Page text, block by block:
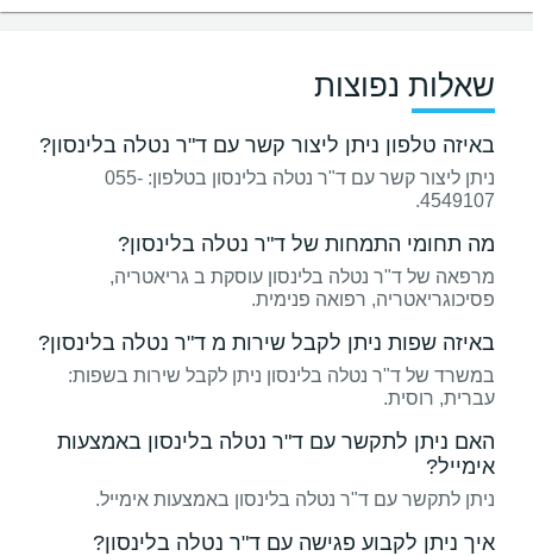
שאלות נפוצות
באיזה טלפון ניתן ליצור קשר עם ד"ר נטלה בלינסון?
ניתן ליצור קשר עם ד"ר נטלה בלינסון בטלפון: 055-
4549107.
מה תחומי התמחות של ד"ר נטלה בלינסון?
מרפאה של ד"ר נטלה בלינסון עוסקת ב גריאטריה,
פסיכוגריאטריה, רפואה פנימית.
באיזה שפות ניתן לקבל שירות מ ד"ר נטלה בלינסון?
במשרד של ד"ר נטלה בלינסון ניתן לקבל שירות בשפות:
עברית, רוסית.
האם ניתן לתקשר עם ד"ר נטלה בלינסון באמצעות
אימייל?
ניתן לתקשר עם ד"ר נטלה בלינסון באמצעות אימייל.
איך ניתן לקבוע פגישה עם ד"ר נטלה בלינסון?